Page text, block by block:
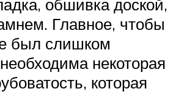
обшивка доской,
Главное, чтобы
был слишком
некоторая
которая